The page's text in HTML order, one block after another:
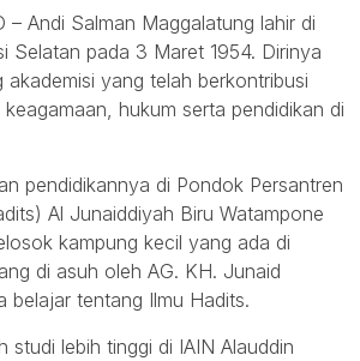
– Andi Salman Maggalatung lahir di
Selatan pada 3 Maret 1954. Dirinya
akademisi yang telah berkontribusi
hukum serta pendidikan di
pendidikannya di Pondok Persantren
Al Junaiddiyah Biru Watampone
kampung kecil yang ada di
di asuh oleh AG. KH. Junaid
belajar tentang Ilmu Hadits.
studi lebih tinggi di IAIN Alauddin